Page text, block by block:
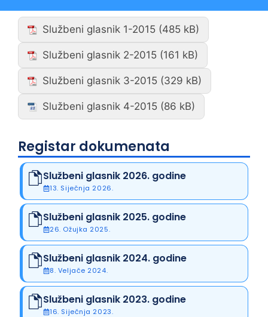
Službeni glasnik 1-2015
Službeni glasnik 2-2015
Službeni glasnik 3-2015
Službeni glasnik 4-2015
Registar dokumenata
Službeni glasnik 2026. godine
13. Siječnja 2026.
Službeni glasnik 2025. godine
26. Ožujka 2025.
Službeni glasnik 2024. godine
8. Veljače 2024.
Službeni glasnik 2023. godine
16. Siječnja 2023.